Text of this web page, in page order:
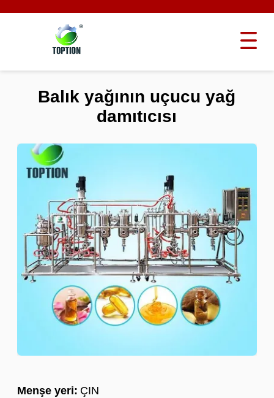
Menşe yeri: ÇIN
Balık yağının uçucu yağ
damıtıcısı